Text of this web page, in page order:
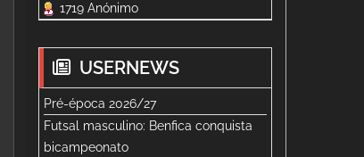
1719 Anónimo
USERNEWS
Pré-época 2026/27
Futsal masculino: Benfica conquista
bicampeonato